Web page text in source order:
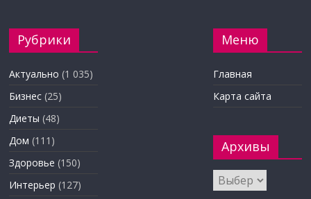
Рубрики
Актуально (1 035)
Бизнес (25)
Диеты (48)
Дом (111)
Здоровье (150)
Интерьер (127)
Меню
Главная
Карта сайта
Архивы
Архивы